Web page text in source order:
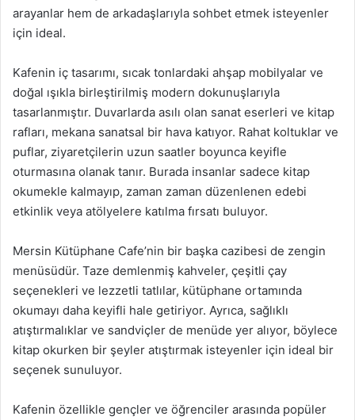
arayanlar hem de arkadaşlarıyla sohbet etmek isteyenler
için ideal.
Kafenin iç tasarımı, sıcak tonlardaki ahşap mobilyalar ve
doğal ışıkla birleştirilmiş modern dokunuşlarıyla
tasarlanmıştır. Duvarlarda asılı olan sanat eserleri ve kitap
rafları, mekana sanatsal bir hava katıyor. Rahat koltuklar ve
puflar, ziyaretçilerin uzun saatler boyunca keyifle
oturmasına olanak tanır. Burada insanlar sadece kitap
okumekle kalmayıp, zaman zaman düzenlenen edebi
etkinlik veya atölyelere katılma fırsatı buluyor.
Mersin Kütüphane Cafe’nin bir başka cazibesi de zengin
menüsüdür. Taze demlenmiş kahveler, çeşitli çay
seçenekleri ve lezzetli tatlılar, kütüphane ortamında
okumayı daha keyifli hale getiriyor. Ayrıca, sağlıklı
atıştırmalıklar ve sandviçler de menüde yer alıyor, böylece
kitap okurken bir şeyler atıştırmak isteyenler için ideal bir
seçenek sunuluyor.
Kafenin özellikle gençler ve öğrenciler arasında popüler